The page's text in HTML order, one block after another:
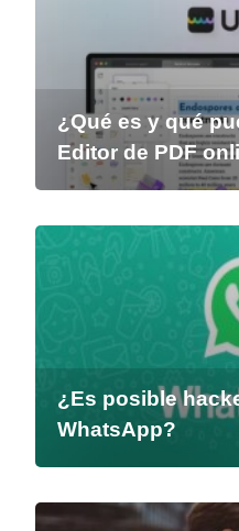
¿Qué es y qué
Editor de PDF
¿Es posible
WhatsApp?